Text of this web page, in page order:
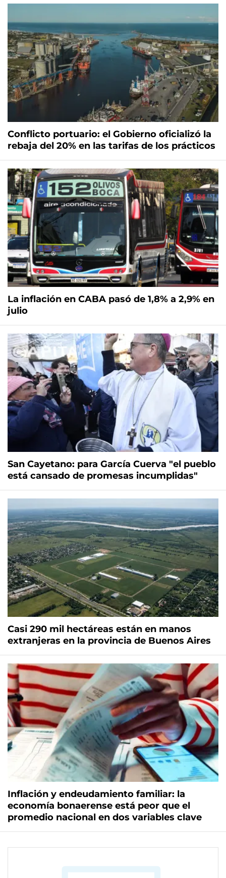
Conflicto portuario: el Gobierno oficializó la
rebaja del 20% en las tarifas de los prácticos
La inflación en CABA pasó de 1,8% a 2,9% en
julio
San Cayetano: para García Cuerva "el pueblo
está cansado de promesas incumplidas"
Casi 290 mil hectáreas están en manos
extranjeras en la provincia de Buenos Aires
Inflación y endeudamiento familiar: la
economía bonaerense está peor que el
promedio nacional en dos variables clave